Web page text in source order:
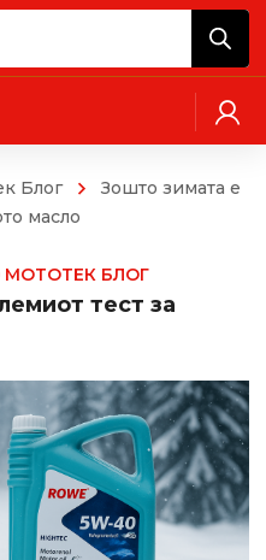
Блог
Зошто зимата е
масло
МОТОТЕК БЛОГ
тест за